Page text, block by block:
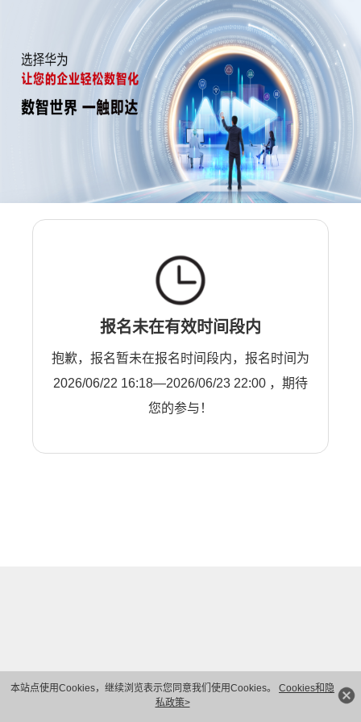
本站点使用Cookies，继续浏览表示您同意我们使用Cookies。 Cookies和隐
私政策>
报名未在有效时间段内
抱歉，报名暂未在报名时间段内，报名时间为
2026/06/22 16:18—2026/06/23 22:00 ，期待
您的参与！